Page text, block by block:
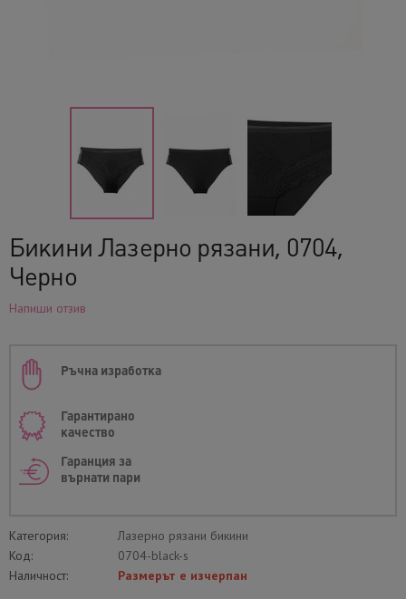
Бикини Лазерно рязани, 0704,
Черно
Напиши отзив
Ръчна изработка
Гарантирано
качество
Гаранция за
върнати пари
Категория:
Лазерно рязани бикини
Код:
0704-black-s
Наличност:
Размерът е изчерпан